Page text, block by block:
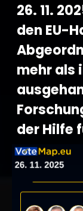
26. 11.
den EU-
mehr als
der Hilfe